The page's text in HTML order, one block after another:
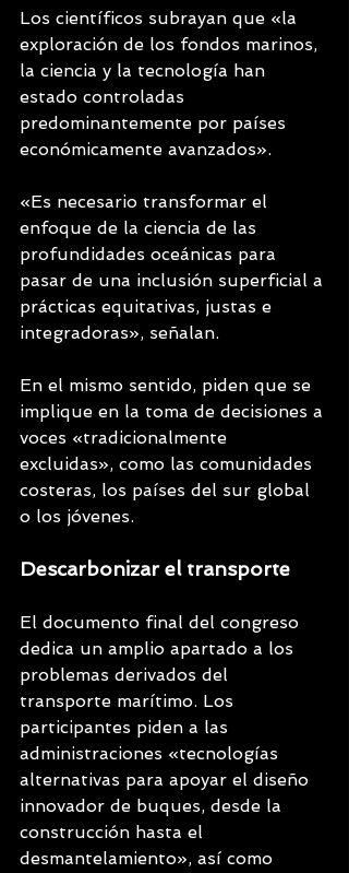
Los científicos subrayan que «la
exploración de los fondos marinos,
la ciencia y la tecnología han
estado controladas
predominantemente por países
económicamente avanzados».
«Es necesario transformar el
enfoque de la ciencia de las
profundidades oceánicas para
pasar de una inclusión superficial a
prácticas equitativas, justas e
integradoras», señalan.
En el mismo sentido, piden que se
implique en la toma de decisiones a
voces «tradicionalmente
excluidas», como las comunidades
costeras, los países del sur global
o los jóvenes.
Descarbonizar el transporte
El documento final del congreso
dedica un amplio apartado a los
problemas derivados del
transporte marítimo. Los
participantes piden a las
administraciones «tecnologías
alternativas para apoyar el diseño
innovador de buques, desde la
construcción hasta el
desmantelamiento», así como